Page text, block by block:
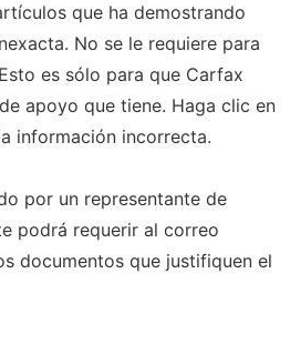
que ha demostrando
No se le requiere para
es sólo para que Carfax
apoyo que tiene. Haga clic en
información incorrecta.
por un representante de
podrá requerir al correo
documentos que justifiquen el